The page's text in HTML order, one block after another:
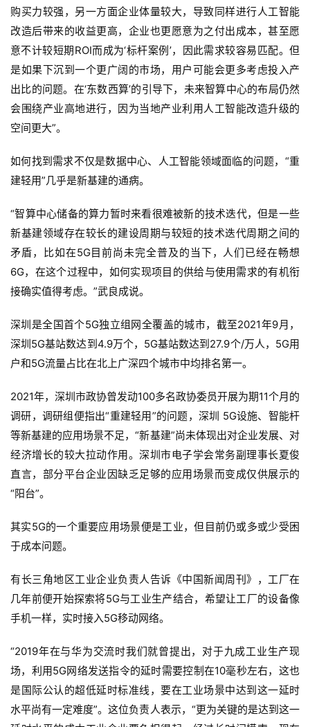
购买力较强，另一方面企业体量较大，导致同样进行人工智能
改造后带来的收益更高，企业也更愿意为之付出成本，甚至愿
意不计较短期ROI而成为‘标杆案例’，因此需求较容易匹配。但
是如果下沉到一个更广阔的市场，用户可能会更多考虑投入产
出比的问题。在‘东数西算’的引导下，未来智算中心的布局仍然
会围绕产业高地进行，因为当地产业利用人工智能改造升级的
空间更大”。
如何找到需求不仅是数据中心、人工智能领域面临的问题，“重
建轻用”几乎是新基建的通病。
“智算中心储备的算力暂时来看很难被新的技术迭代，但是一些
新基建领域存在较长的建设周期与较短的技术迭代周期之间的
矛盾，比如在5G目前尚未完全普及的当下，人们已经在畅想
6G，在这个过程中，如何实现项目的供给与使用需求的有机衔
接确实值得考虑。”武良成说。
深圳是全国首个5G独立组网全覆盖的城市，截至2021年9月，
深圳5G基站数达到4.9万个，5G基站数达到27.9个/万人，5G用
户和5G流量占比在北上广深四个城市中均排名第一。
2021年，深圳市政协曾发动100多名政协委员开展为期11个月的
调研，调研组便指出“重建轻用”的问题，深圳 5G设施、智能杆
等新基建的应用场景不足，“新基建”尚未体现出对企业发展、对
经济增长的较大拉动作用。深圳市电子学会常务副理事长夏俊
直言，部分平台企业因缺乏足够的应用场景而变成仅供展示的
“阳台”。
其实5G的一个重要应用场景便是工业，但目前仍或多或少受困
于成本问题。
有长三角地区工业企业负责人告诉《中国新闻周刊》，工厂在
几年前便开始探索将5G与工业生产结合，希望让工厂的设备像
手机一样，实时接入5G移动网络。
“2019年在与华为交流时我们就曾提出，对于九成工业生产现
场，利用5G网络发送指令的延时需要控制在10毫秒左右，这也
是国际公认的超低延时标准线，要在工业场景中达到这一延时
水平尚有一定难度”。这位负责人表示，“更为关键的是达到这一